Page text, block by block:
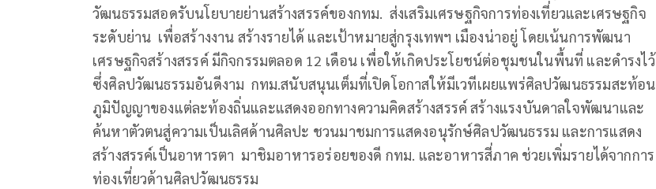
วัฒนธรรมสอดรับนโยบายย่านสร้างสรรค์ของกทม. ส่งเสริมเศรษฐกิจการท่องเที่ยวและเศรษฐกิจ
ระดับย่าน เพื่อสร้างงาน สร้างรายได้ และเป้าหมายสู่กรุงเทพฯ เมืองน่าอยู่ โดยเน้นการพัฒนา
เศรษฐกิจสร้างสรรค์ มีกิจกรรมตลอด 12 เดือน เพื่อให้เกิดประโยชน์ต่อชุมชนในพื้นที่ และดำรงไว้
ซึ่งศิลปวัฒนธรรมอันดีงาม กทม.สนับสนุนเต็มที่เปิดโอกาสให้มีเวทีเผยแพร่ศิลปวัฒนธรรมสะท้อน
ภูมิปัญญาของแต่ละท้องถิ่นและแสดงออกทางความคิดสร้างสรรค์ สร้างแรงบันดาลใจพัฒนาและ
ค้นหาตัวตนสู่ความเป็นเลิศด้านศิลปะ ชวนมาชมการแสดงอนุรักษ์ศิลปวัฒนธรรม และการแสดง
สร้างสรรค์เป็นอาหารตา มาชิมอาหารอร่อยของดี กทม. และอาหารสี่ภาค ช่วยเพิ่มรายได้จากการ
ท่องเที่ยวด้านศิลปวัฒนธรรม